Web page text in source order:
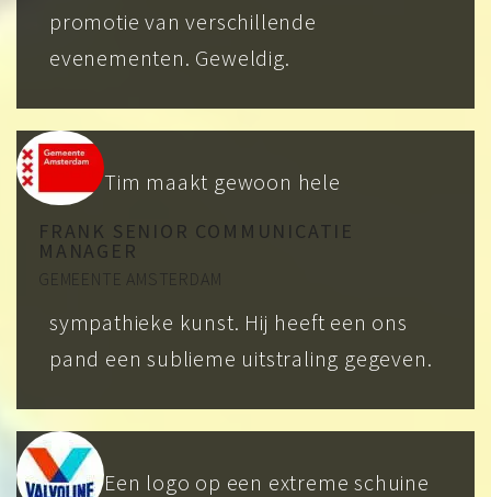
promotie van verschillende
evenementen. Geweldig.
FRANK SENIOR COMMUNICATIE
MANAGER
GEMEENTE AMSTERDAM
Tim maakt gewoon hele
sympathieke kunst. Hij heeft een ons
pand een sublieme uitstraling gegeven.
Een logo op een extreme schuine